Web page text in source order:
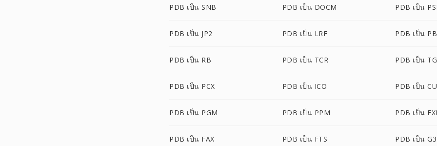
PDB เป็น SNB PDB เป็น DOCM PDB เป็น
PDB เป็น JP2 PDB เป็น LRF PDB เป็น
PDB เป็น RB PDB เป็น TCR PDB เป็น
PDB เป็น PCX PDB เป็น ICO PDB เป็น
PDB เป็น PGM PDB เป็น PPM PDB เป็น
PDB เป็น FAX PDB เป็น FTS PDB เป็น G3